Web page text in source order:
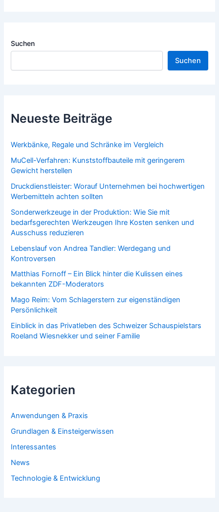
Suchen
Suchen
Neueste Beiträge
Werkbänke, Regale und Schränke im Vergleich
MuCell-Verfahren: Kunststoffbauteile mit geringerem
Gewicht herstellen
Druckdienstleister: Worauf Unternehmen bei hochwertigen
Werbemitteln achten sollten
Sonderwerkzeuge in der Produktion: Wie Sie mit
bedarfsgerechten Werkzeugen Ihre Kosten senken und
Ausschuss reduzieren
Lebenslauf von Andrea Tandler: Werdegang und
Kontroversen
Matthias Fornoff – Ein Blick hinter die Kulissen eines
bekannten ZDF-Moderators
Mago Reim: Vom Schlagerstern zur eigenständigen
Persönlichkeit
Einblick in das Privatleben des Schweizer Schauspielstars
Roeland Wiesnekker und seiner Familie
Kategorien
Anwendungen & Praxis
Grundlagen & Einsteigerwissen
Interessantes
News
Technologie & Entwicklung